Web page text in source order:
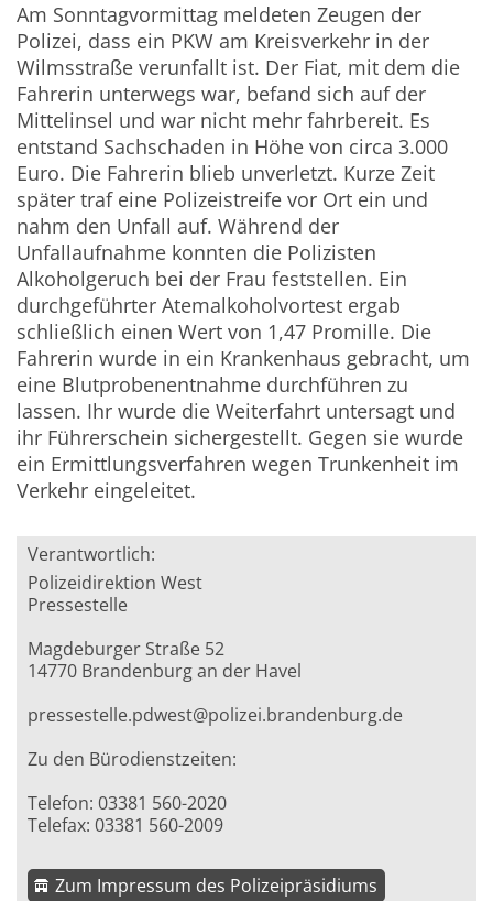
Am Sonntagvormittag meldeten Zeugen der
Polizei, dass ein PKW am Kreisverkehr in der
Wilmsstraße verunfallt ist. Der Fiat, mit dem die
Fahrerin unterwegs war, befand sich auf der
Mittelinsel und war nicht mehr fahrbereit. Es
entstand Sachschaden in Höhe von circa 3.000
Euro. Die Fahrerin blieb unverletzt. Kurze Zeit
später traf eine Polizeistreife vor Ort ein und
nahm den Unfall auf. Während der
Unfallaufnahme konnten die Polizisten
Alkoholgeruch bei der Frau feststellen. Ein
durchgeführter Atemalkoholvortest ergab
schließlich einen Wert von 1,47 Promille. Die
Fahrerin wurde in ein Krankenhaus gebracht, um
eine Blutprobenentnahme durchführen zu
lassen. Ihr wurde die Weiterfahrt untersagt und
ihr Führerschein sichergestellt. Gegen sie wurde
ein Ermittlungsverfahren wegen Trunkenheit im
Verkehr eingeleitet.
Verantwortlich:
Polizeidirektion West
Pressestelle
Magdeburger Straße 52
14770 Brandenburg an der Havel
pressestelle.pdwest@polizei.brandenburg.de
Zu den Bürodienstzeiten:
Telefon: 03381 560-2020
Telefax: 03381 560-2009
Zum Impressum des Polizeipräsidiums